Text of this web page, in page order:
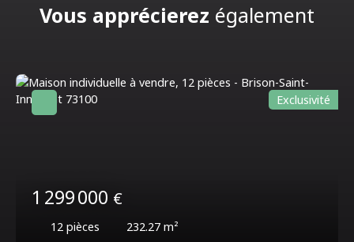
Vous apprécierez également
1 299 000 €
12 pièces 232.27 m²
Exclusivité